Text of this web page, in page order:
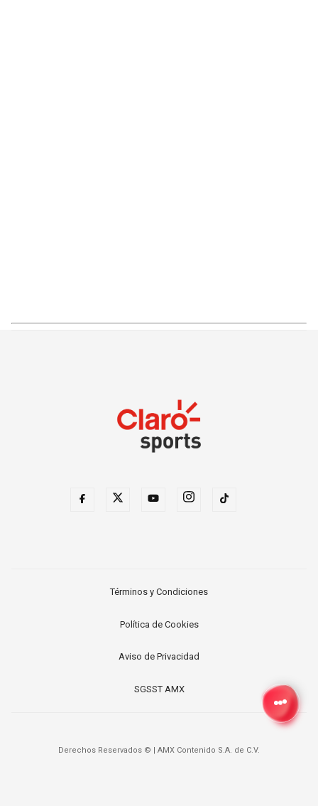
Términos y Condiciones
Política de Cookies
Aviso de Privacidad
SGSST AMX
Derechos Reservados © AMX Contenido S.A. de C.V.